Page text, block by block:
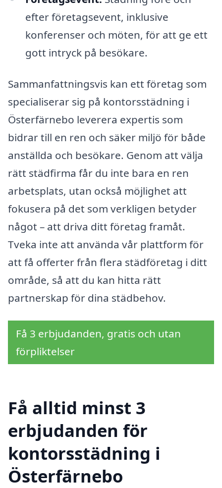
efter företagsevent, inklusive
konferenser och möten, för att ge ett
gott intryck på besökare.
Sammanfattningsvis kan ett företag som
specialiserar sig på kontorsstädning i
Österfärnebo leverera expertis som
bidrar till en ren och säker miljö för både
anställda och besökare. Genom att välja
rätt städfirma får du inte bara en ren
arbetsplats, utan också möjlighet att
fokusera på det som verkligen betyder
något – att driva ditt företag framåt.
Tveka inte att använda vår plattform för
att få offerter från flera städföretag i ditt
område, så att du kan hitta rätt
partnerskap för dina städbehov.
Få 3 erbjudanden, gratis och utan
förpliktelser
Få alltid minst 3
erbjudanden för
kontorsstädning i
Österfärnebo